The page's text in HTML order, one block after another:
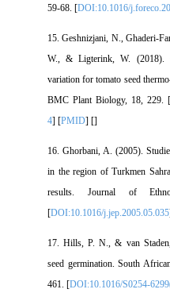
59-68. [DOI:10.1016/
15. Geshnizjani, N.,
W., & Ligterink, W.
variation for tomato seed
BMC Plant Biology, 18,
4] [PMID] [
16. Ghorbani, A. (2005).
in the region of Turkmen
results. Journal of
[DOI:10.1016/
17. Hills, P. N., & van
seed germination. South
461. [DOI:10.1016/S0254-